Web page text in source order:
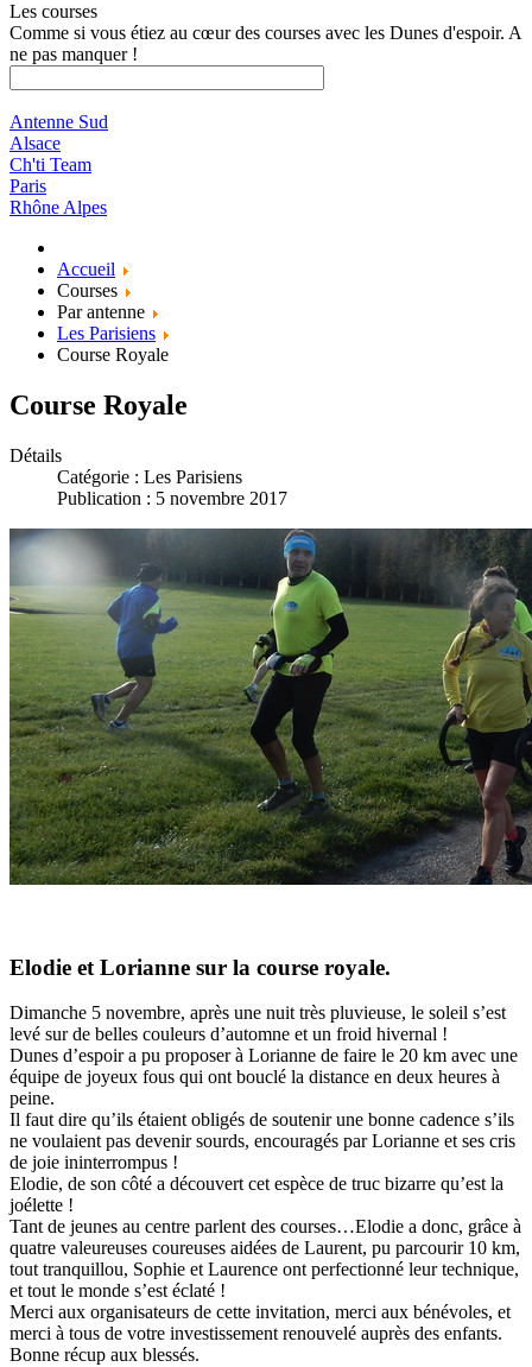
Les courses
Comme si vous étiez au cœur des courses avec les Dunes d'espoir. A
ne pas manquer !
Antenne Sud
Alsace
Ch'ti Team
Paris
Rhône Alpes
Accueil
Courses
Par antenne
Les Parisiens
Course Royale
Course Royale
Détails
Catégorie : Les Parisiens
Publication : 5 novembre 2017
Elodie et Lorianne sur la course royale.
Dimanche 5 novembre, après une nuit très pluvieuse, le soleil s’est
levé sur de belles couleurs d’automne et un froid hivernal !
Dunes d’espoir a pu proposer à Lorianne de faire le 20 km avec une
équipe de joyeux fous qui ont bouclé la distance en deux heures à
peine.
Il faut dire qu’ils étaient obligés de soutenir une bonne cadence s’ils
ne voulaient pas devenir sourds, encouragés par Lorianne et ses cris
de joie ininterrompus !
Elodie, de son côté a découvert cet espèce de truc bizarre qu’est la
joélette !
Tant de jeunes au centre parlent des courses…Elodie a donc, grâce à
quatre valeureuses coureuses aidées de Laurent, pu parcourir 10 km,
tout tranquillou, Sophie et Laurence ont perfectionné leur technique,
et tout le monde s’est éclaté !
Merci aux organisateurs de cette invitation, merci aux bénévoles, et
merci à tous de votre investissement renouvelé auprès des enfants.
Bonne récup aux blessés.